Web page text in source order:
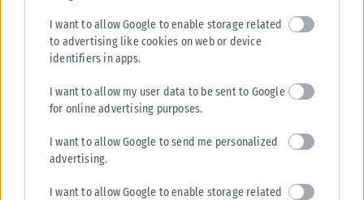
I want to allow Google to enable storage related
to advertising like cookies on web or device
identifiers in apps.
I want to allow my user data to be sent to Google
for online advertising purposes.
I want to allow Google to send me personalized
advertising.
I want to allow Google to enable storage related